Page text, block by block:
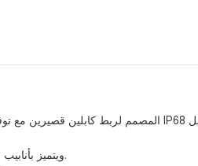
مصنوع من النايلون المتين PA66، ويتميز بأنابيب سيراميكية عالية الأداء، مما يضمن توصيلات آمنة وموثوقة. كما توفر حلقات السيليكون والمطاط إحكامًا ممتازًا ضد الماء.